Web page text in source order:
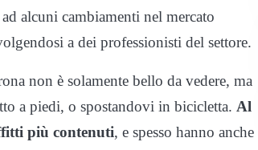
alcuni cambiamenti nel mercato
a dei professionisti del settore.
non è solamente bello da vedere, ma
a piedi, o spostandovi in bicicletta. Al
più contenuti, e spesso hanno anche